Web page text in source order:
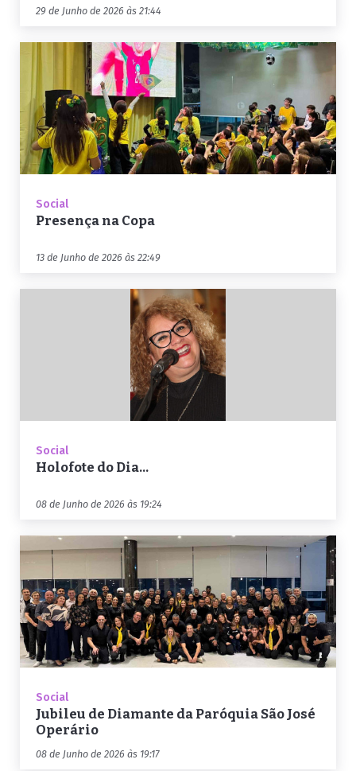
29 de Junho de 2026 às 21:44
Social
Presença na Copa
13 de Junho de 2026 às 22:49
Social
Holofote do Dia...
08 de Junho de 2026 às 19:24
Social
Jubileu de Diamante da Paróquia São José
Operário
08 de Junho de 2026 às 19:17